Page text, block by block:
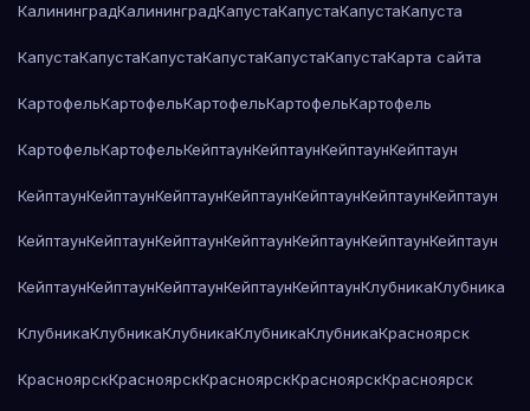
КалининградКалининградКапустаКапустаКапустаКапуста
КапустаКапустаКапустаКапустаКапустаКапустаКарта сайта
КартофельКартофельКартофельКартофельКартофель
КартофельКартофельКейптаунКейптаунКейптаунКейптаун
КейптаунКейптаунКейптаунКейптаунКейптаунКейптаунКейптаун
КейптаунКейптаунКейптаунКейптаунКейптаунКейптаунКейптаун
КейптаунКейптаунКейптаунКейптаунКейптаунКлубникаКлубника
КлубникаКлубникаКлубникаКлубникаКлубникаКрасноярск
КрасноярскКрасноярскКрасноярскКрасноярскКрасноярск